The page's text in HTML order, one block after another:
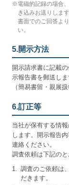
※電磁的記録の場合
き込みお送りします
書面でのご回答よ
い。
5.開示方法
開示請求書に記載
示報告書を郵送しま
（簡易書留・親展扱
6.訂正等
当社が保有する情
します。開示報告
連絡ください。
調査依頼は下記のと
1. 調査のご依頼は
だきます。